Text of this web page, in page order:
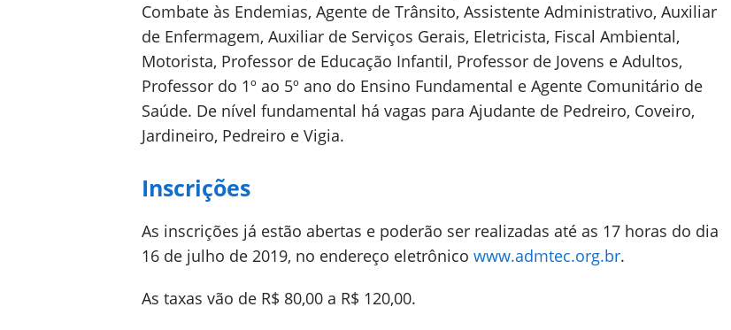
Combate às Endemias, Agente de Trânsito, Assistente Administrativo, Auxiliar
de Enfermagem, Auxiliar de Serviços Gerais, Eletricista, Fiscal Ambiental,
Motorista, Professor de Educação Infantil, Professor de Jovens e Adultos,
Professor do 1º ao 5º ano do Ensino Fundamental e Agente Comunitário de
Saúde. De nível fundamental há vagas para Ajudante de Pedreiro, Coveiro,
Jardineiro, Pedreiro e Vigia.
Inscrições
As inscrições já estão abertas e poderão ser realizadas até as 17 horas do dia
16 de julho de 2019, no endereço eletrônico www.admtec.org.br.
As taxas vão de R$ 80,00 a R$ 120,00.